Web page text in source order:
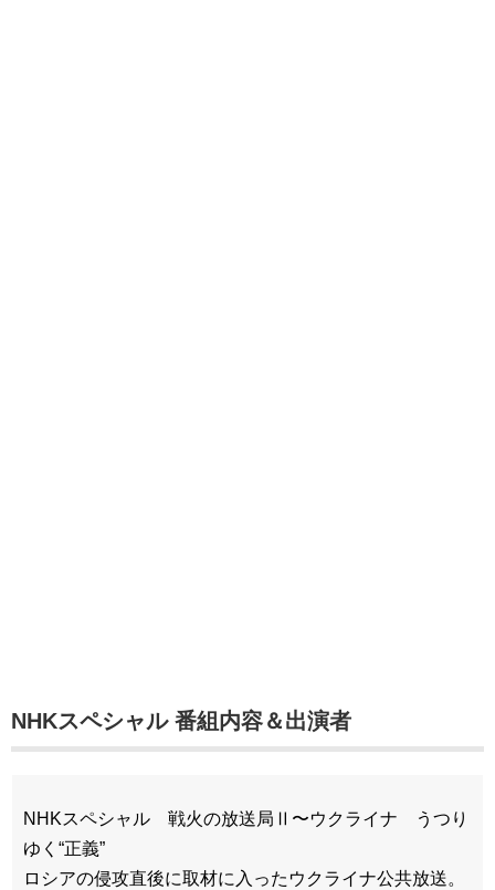
NHKスペシャル 番組内容＆出演者
NHKスペシャル 戦火の放送局Ⅱ〜ウクライナ うつり
ゆく“正義”
ロシアの侵攻直後に取材に入ったウクライナ公共放送。